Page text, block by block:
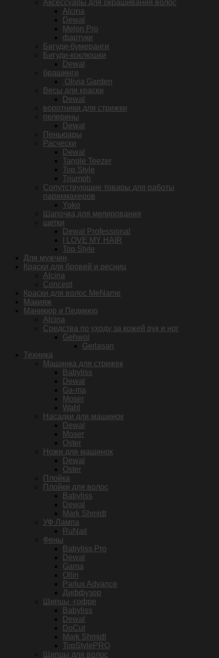
Аксессуары для окрашивания волос
Alcina
Dewal
Melon Pro
фартуки
Бигуди-бумеранги
Бигуди-коклюшки
Dewal
брашинги
Olivia Garden
Весы для краски
Dewal
воротники для стрижки
пелерины
Dewal
Пеньюары
Расчески
Dewal
Tangle Teezer
Top Style
Triumph
Сопутствующие товары для работы
парикмахеров
Yoko
Шапочка для мелирования
щетки
Dewal Professional
I LOVE MY HAIR
Top Style
Для мужчин
Краски для бровей и ресниц
Alcina
Concept
Краски для волос MeName
Макияж
Маникюр и Педикюр
Alcina
Средства по уходу за кожей рук и ног
Gehwol
Gerlasan
Техника
Машинка для стрижек
Babyliss
Dewal
Ga-ma
Moser
Wahl
Насадки для машинок
Dewal
Moser
Oster
Ножи для машинок
Dewal
Oster
Плойка
Плойки для волос
Babyliss
Dewal
Mark Shmidt
УФ Лампа
RuNail
Фены
Babyliss Pro
Dewal
Gama
Ollin
Parlux Advance
Диффузор
Щипцы -гофре
Babyliss
Dewal
DoCut
Mark Shmidt
TopStylePRO
Щипцы для волос